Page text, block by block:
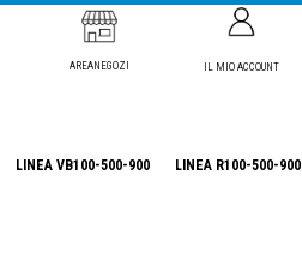
AREANEGOZI IL MIO ACCOUNT
LINEA VB100-500-900 LINEA R100-500-900